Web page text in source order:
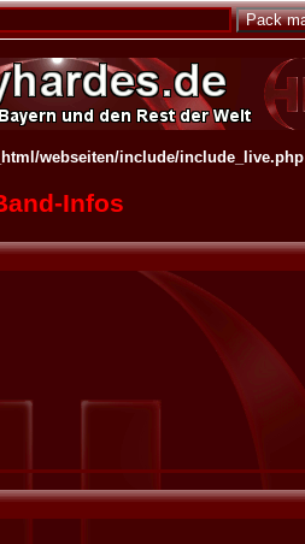
webseiten/include/include_live.php
Infos